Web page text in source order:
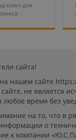
ключ для
сайта!
нашем сайте
не является
время без
на то, что в
о
к компании